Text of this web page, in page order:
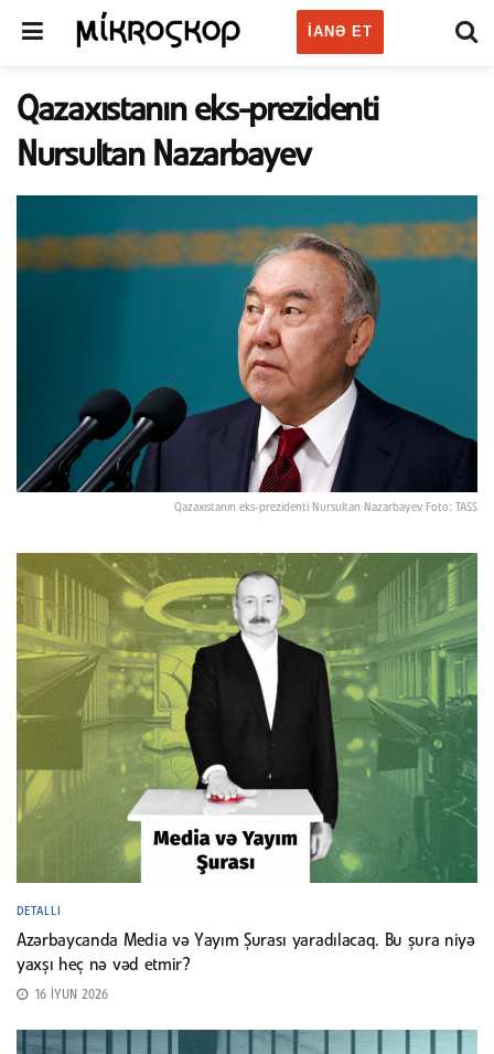
IANƏ ET
Qazaxıstanın eks-prezidenti
Nursultan Nazarbayev
Qazaxıstanın eks-prezidenti Nursultan Nazarbayev Foto: TASS
DETALLI
Azərbaycanda Media və Yayım Şurası yaradılacaq. Bu şura niyə
yaxşı heç nə vəd etmir?
16 İYUN 2026